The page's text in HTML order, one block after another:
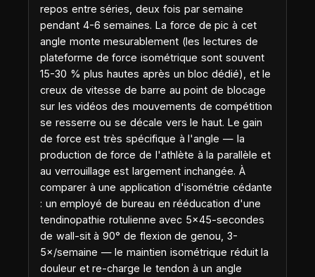
repos entre séries, deux fois par semaine
pendant 4-6 semaines. La force de pic à cet
angle monte mesurablement (les lectures de
plateforme de force isométrique sont souvent
15-30 % plus hautes après un bloc dédié), et le
creux de vitesse de barre au point de blocage
sur les vidéos des mouvements de compétition
se resserre ou se décale vers le haut. Le gain
de force est très spécifique à l'angle — la
production de force de l'athlète à la parallèle et
au verrouillage est largement inchangée. À
comparer à une application d'isométrie cédante
: un employé de bureau en rééducation d'une
tendinopathie rotulienne avec 5×45-secondes
de wall-sit à 90° de flexion de genou, 3-
5×/semaine — le maintien isométrique réduit la
douleur et re-charge le tendon à un angle